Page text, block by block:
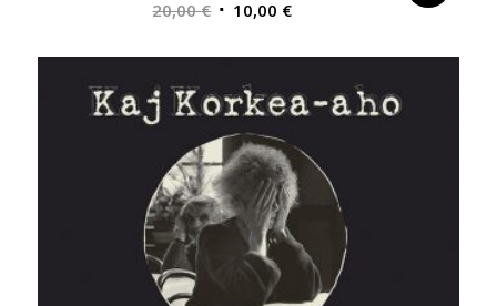
20,00€ Alkuperäinen
oli:
20,00 €.
10,00 €Nykyinen
on:
10,00 €.